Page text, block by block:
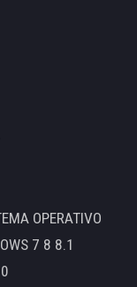
OPERATIVO
7 8 8.1